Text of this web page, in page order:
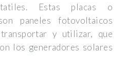
Estas placas o
paneles fotovoltaicos
y utilizar, que
los generadores solares